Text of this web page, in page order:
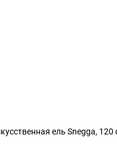
ель Snegga, 120